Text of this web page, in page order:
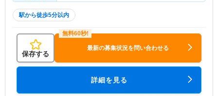
駅から徒歩5分以内
保存する
最新の募集状況を問い合わせる
詳細を見る